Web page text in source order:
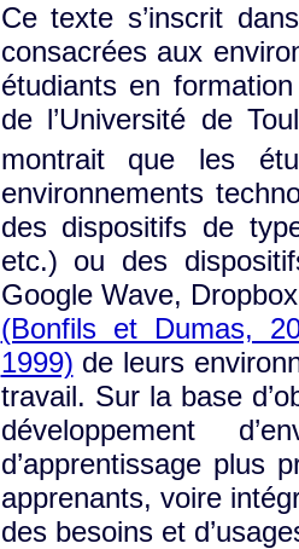
Ce texte s’inscrit
consacrées aux
étudiants en
de l’Université de
montrait que les
environnements
des dispositifs de
etc.) ou des
Google Wave,
(Bonfils et Dumas,
1999) de leurs
travail. Sur la base
développement
d’apprentissage plus
apprenants, voire
des besoins et